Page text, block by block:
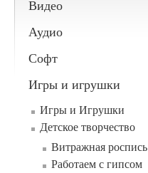
Видео
Аудио
Софт
Игры и игрушки
Игры и Игрушки
Детское творчество
Витражная роспись
Работаем с гипсом